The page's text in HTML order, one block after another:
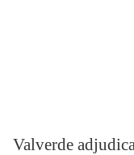
Valverde